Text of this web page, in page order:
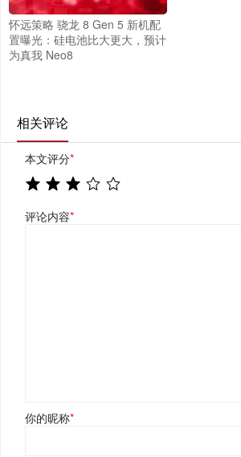
怀远策略 骁龙 8 Gen 5 新机配
置曝光：硅电池比大更大，预计
为真我 Neo8
相关评论
本文评分*
评论内容*
你的昵称*